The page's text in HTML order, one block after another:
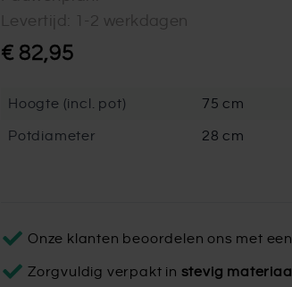
Levertijd: 1-2 werkdagen
€ 82,95
Hoogte (incl. pot) 75 cm
Potdiameter 28 cm
Onze klanten beoordelen ons met een
Zorgvuldig verpakt in stevig materiaal